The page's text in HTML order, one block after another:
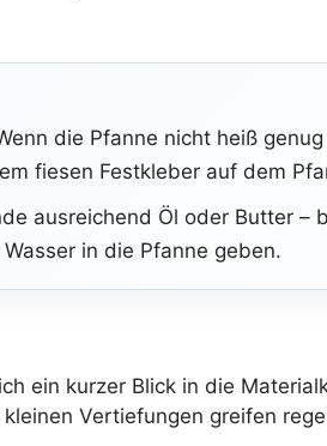
die Pfanne nicht heiß
fiesen Festkleber auf dem
ausreichend Öl oder Butter –
in die Pfanne geben.
ein kurzer Blick in die
Vertiefungen greifen